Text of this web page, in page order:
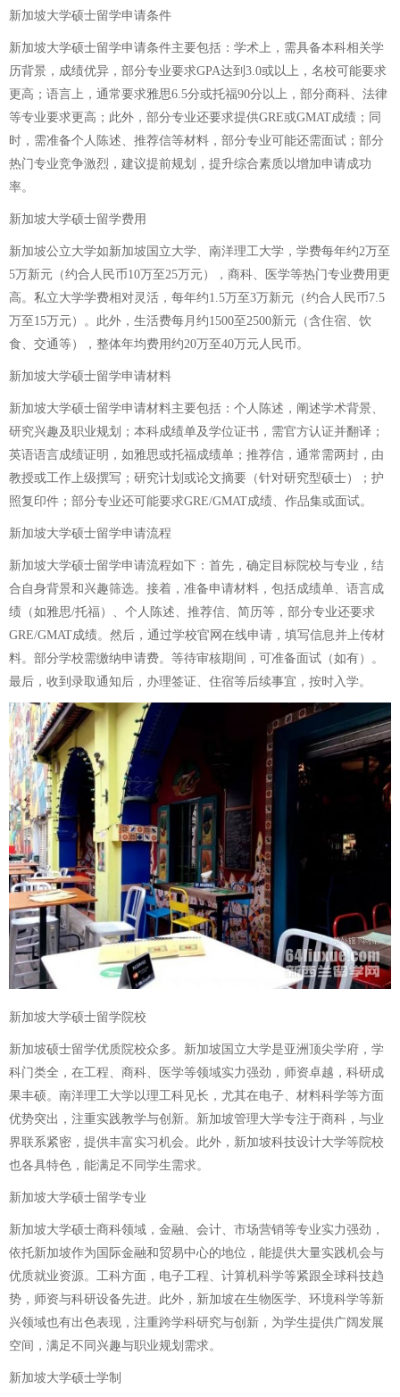
新加坡大学硕士留学申请条件
新加坡大学硕士留学申请条件主要包括：学术上，需具备本科相关学
历背景，成绩优异，部分专业要求GPA达到3.0或以上，名校可能要求
更高；语言上，通常要求雅思6.5分或托福90分以上，部分商科、法律
等专业要求更高；此外，部分专业还要求提供GRE或GMAT成绩；同
时，需准备个人陈述、推荐信等材料，部分专业可能还需面试；部分
热门专业竞争激烈，建议提前规划，提升综合素质以增加申请成功
率。
新加坡大学硕士留学费用
新加坡公立大学如新加坡国立大学、南洋理工大学，学费每年约2万至
5万新元（约合人民币10万至25万元），商科、医学等热门专业费用更
高。私立大学学费相对灵活，每年约1.5万至3万新元（约合人民币7.5
万至15万元）。此外，生活费每月约1500至2500新元（含住宿、饮
食、交通等），整体年均费用约20万至40万元人民币。
新加坡大学硕士留学申请材料
新加坡大学硕士留学申请材料主要包括：个人陈述，阐述学术背景、
研究兴趣及职业规划；本科成绩单及学位证书，需官方认证并翻译；
英语语言成绩证明，如雅思或托福成绩单；推荐信，通常需两封，由
教授或工作上级撰写；研究计划或论文摘要（针对研究型硕士）；护
照复印件；部分专业还可能要求GRE/GMAT成绩、作品集或面试。
新加坡大学硕士留学申请流程
新加坡大学硕士留学申请流程如下：首先，确定目标院校与专业，结
合自身背景和兴趣筛选。接着，准备申请材料，包括成绩单、语言成
绩（如雅思/托福）、个人陈述、推荐信、简历等，部分专业还要求
GRE/GMAT成绩。然后，通过学校官网在线申请，填写信息并上传材
料。部分学校需缴纳申请费。等待审核期间，可准备面试（如有）。
最后，收到录取通知后，办理签证、住宿等后续事宜，按时入学。
新加坡大学硕士留学院校
新加坡硕士留学优质院校众多。新加坡国立大学是亚洲顶尖学府，学
科门类全，在工程、商科、医学等领域实力强劲，师资卓越，科研成
果丰硕。南洋理工大学以理工科见长，尤其在电子、材料科学等方面
优势突出，注重实践教学与创新。新加坡管理大学专注于商科，与业
界联系紧密，提供丰富实习机会。此外，新加坡科技设计大学等院校
也各具特色，能满足不同学生需求。
新加坡大学硕士留学专业
新加坡大学硕士商科领域，金融、会计、市场营销等专业实力强劲，
依托新加坡作为国际金融和贸易中心的地位，能提供大量实践机会与
优质就业资源。工科方面，电子工程、计算机科学等紧跟全球科技趋
势，师资与科研设备先进。此外，新加坡在生物医学、环境科学等新
兴领域也有出色表现，注重跨学科研究与创新，为学生提供广阔发展
空间，满足不同兴趣与职业规划需求。
新加坡大学硕士学制